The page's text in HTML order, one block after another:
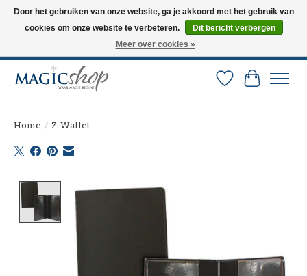
Altijd de nieuwste trucs op voorraad. Snelle verzending via PostNL en DHL.
Langskomen in onze winkel? Bel of mail om een afspraak te maken. 0251-
Verlanglijst
Home / Z-Wallet
Product image slideshow Items
Door het gebruiken van onze website, ga je akkoord met het gebruik van
cookies om onze website te verbeteren.
Dit bericht verbergen
Meer over cookies »